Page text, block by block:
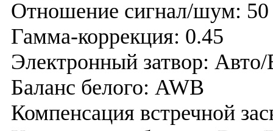
Отношение сигнал/шум:
Гамма-коррекция: 0.45
Электронный затвор:
Баланс белого: AWB
Компенсация встречной